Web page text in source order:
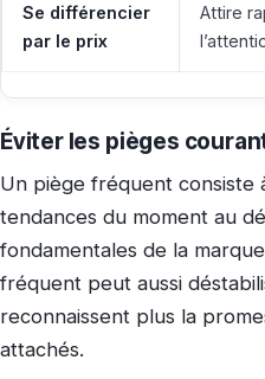
Se différencier
par le prix
Attire
Éviter les pièges
Un piège fréquent consiste
tendances du moment au
fondamentales de la
fréquent peut aussi
reconnaissent plus la
attachés.